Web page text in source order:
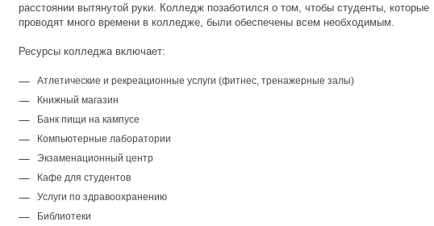
расстоянии вытянутой руки. Колледж позаботился о том, чтобы студенты, которые
проводят много времени в колледже, были обеспечены всем необходимым.
Ресурсы колледжа включает:
Атлетические и рекреационные услуги (фитнес, тренажерные залы)
Книжный магазин
Банк пищи на кампусе
Компьютерные лаборатории
Экзаменационный центр
Кафе для студентов
Услуги по здравоохранению
Библиотеки